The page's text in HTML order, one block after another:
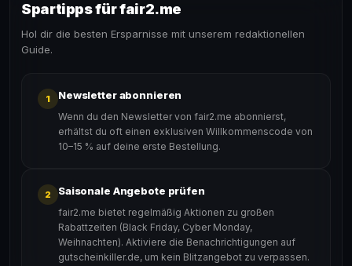
Spartipps für fair2.me
Hol dir die besten Ersparnisse mit unserem redaktionellen
Guide.
1 Newsletter abonnieren
Wenn du den Newsletter von fair2.me abonnierst,
erhältst du oft einen exklusiven Willkommenscode von
10–15 % auf deine erste Bestellung.
2 Saisonale Angebote prüfen
fair2.me bietet regelmäßig Aktionen zu großen
Rabattzeiten (Black Friday, Cyber Monday,
Weihnachten). Aktiviere die Benachrichtigungen auf
gutscheinkiller.de, um kein Blitzangebot zu verpassen.